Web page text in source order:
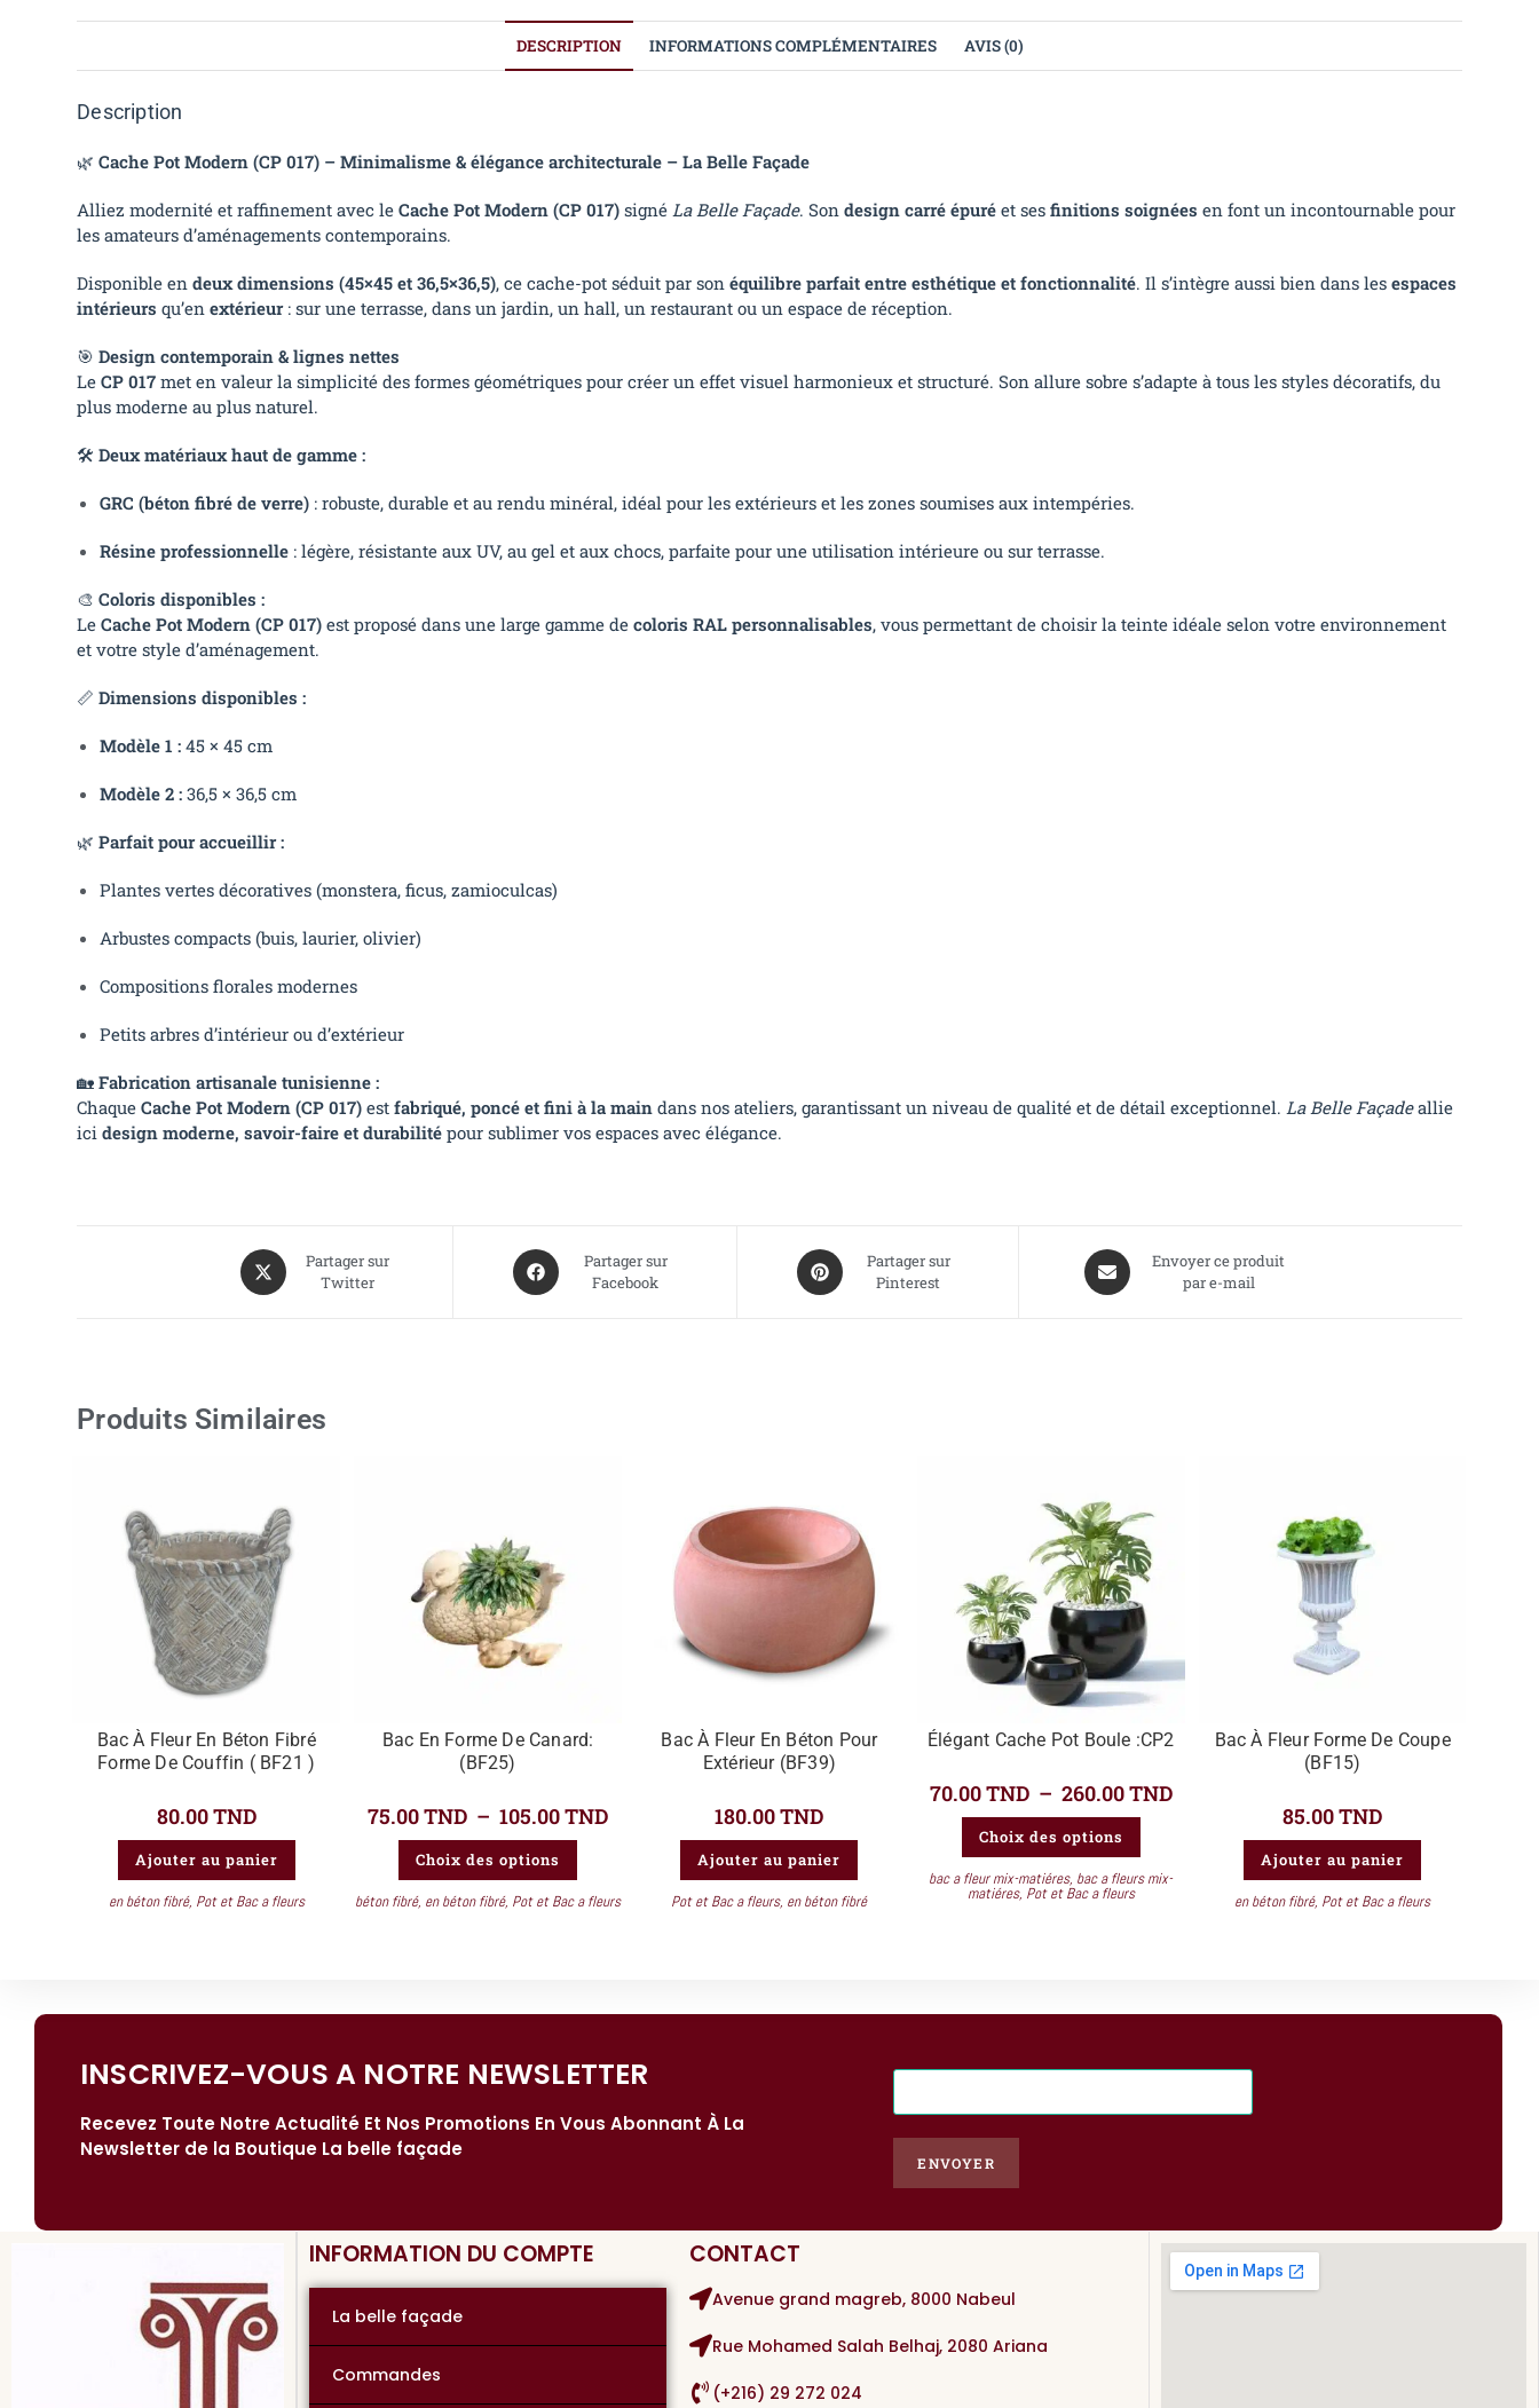
DESCRIPTION INFORMATIONS COMPLÉMENTAIRES AVIS (0)
Description
🌿Cache Pot Modern (CP 017) – Minimalisme & élégance architecturale – La Belle Façade
Alliez modernité et raffinement avec leCache Pot Modern (CP 017) signé La Belle Façade. Sondesign carré épuré et sesfinitions soignées en font un incontournable pour
les amateurs d’aménagements contemporains.
Disponible endeux dimensions (45×45 et 36,5×36,5), ce cache-pot séduit par sonéquilibre parfait entre esthétique et fonctionnalité. Il s’intègre aussi bien dans lesespaces
intérieurs qu’enextérieur: sur une terrasse, dans un jardin, un hall, un restaurant ou un espace de réception.
🎯Design contemporain & lignes nettes
LeCP 017 met en valeur la simplicité des formes géométriques pour créer un effet visuel harmonieux et structuré. Son allure sobre s’adapte à tous les styles décoratifs, du
plus moderne au plus naturel.
🛠️Deux matériaux haut de gamme :
GRC (béton fibré de verre) : robuste, durable et au rendu minéral, idéal pour les extérieurs et les zones soumises aux intempéries.
Résine professionnelle : légère, résistante aux UV, au gel et aux chocs, parfaite pour une utilisation intérieure ou sur terrasse.
🎨Coloris disponibles :
LeCache Pot Modern (CP 017) est proposé dans une large gamme decoloris RAL personnalisables, vous permettant de choisir la teinte idéale selon votre environnement
et votre style d’aménagement.
📏Dimensions disponibles :
Modèle 1 : 45 × 45 cm
Modèle 2 : 36,5 × 36,5 cm
🌿Parfait pour accueillir :
Plantes vertes décoratives (monstera, ficus, zamioculcas)
Arbustes compacts (buis, laurier, olivier)
Compositions florales modernes
Petits arbres d’intérieur ou d’extérieur
🏡Fabrication artisanale tunisienne :
ChaqueCache Pot Modern (CP 017) estfabriqué, poncé et fini à la main dans nos ateliers, garantissant un niveau de qualité et de détail exceptionnel. La Belle Façadeallie
icidesign moderne, savoir-faire et durabilité pour sublimer vos espaces avec élégance.
Partager sur
Twitter
Partager sur
Facebook
Partager sur
Pinterest
Envoyer ce produit
par e-mail
Produits Similaires
Bac À Fleur En Béton Fibré
Forme De Couffin ( BF21 )
80.00TND
Ajouter au panier
en béton fibré, Pot et Bac a fleurs
Bac En Forme De Canard:
(BF25)
75.00TND – 105.00TND
Choix des options
béton fibré, en béton fibré, Pot et Bac a fleurs
Bac À Fleur En Béton Pour
Extérieur (BF39)
180.00TND
Ajouter au panier
Pot et Bac a fleurs, en béton fibré
Élégant Cache Pot Boule :CP2
70.00TND – 260.00TND
Choix des options
bac a fleur mix-matiéres, bac a fleurs mix-
matiéres, Pot et Bac a fleurs
Bac À Fleur Forme De Coupe
(BF15)
85.00TND
Ajouter au panier
en béton fibré, Pot et Bac a fleurs
INSCRIVEZ-VOUS A NOTRE NEWSLETTER​
Recevez Toute Notre Actualité Et Nos Promotions En Vous Abonnant À La
Newsletter de la Boutique La belle façade
E
l
ENVOYER
INFORMATION DU COMPTE
La belle façade
Commandes
CONTACT
Avenue grand magreb, 8000 Nabeul
Rue Mohamed Salah Belhaj, 2080 Ariana
(+216) 29 272 024